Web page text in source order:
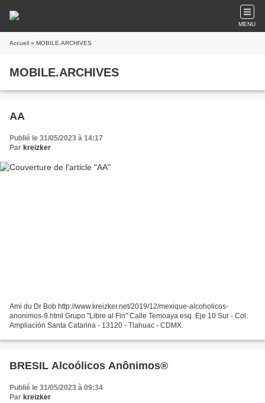
MENU
Accueil » MOBILE.ARCHIVES
MOBILE.ARCHIVES
AA
Publié le 31/05/2023 à 14:17
Par kreizker
Ami du Dr Bob http://www.kreizker.net/2019/12/mexique-alcoholicos-
anonimos-9.html Grupo "Libre al Fin" Calle Temoaya esq. Eje 10 Sur - Col.
Ampliación Santa Catarina - 13120 - Tlahuac - CDMX.
BRESIL Alcoólicos Anônimos®
Publié le 31/05/2023 à 09:34
Par kreizker